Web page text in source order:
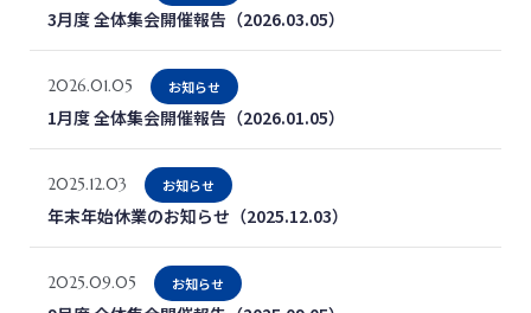
3月度 全体集会開催報告（2026.03.05）
2026.01.05 お知らせ
1月度 全体集会開催報告（2026.01.05）
2025.12.03 お知らせ
年末年始休業のお知らせ（2025.12.03）
2025.09.05 お知らせ